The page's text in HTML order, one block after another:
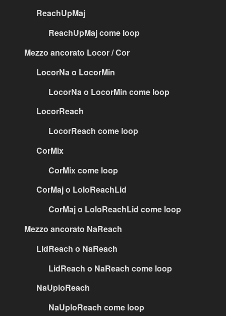
ReachUpMaj
ReachUpMaj come loop
Mezzo ancorato Locor / Cor
LocorNa o LocorMin
LocorNa o LocorMin come loop
LocorReach
LocorReach come loop
CorMix
CorMix come loop
CorMaj o LoloReachLid
CorMaj o LoloReachLid come loop
Mezzo ancorato NaReach
LidReach o NaReach
LidReach o NaReach come loop
NaUploReach
NaUploReach come loop